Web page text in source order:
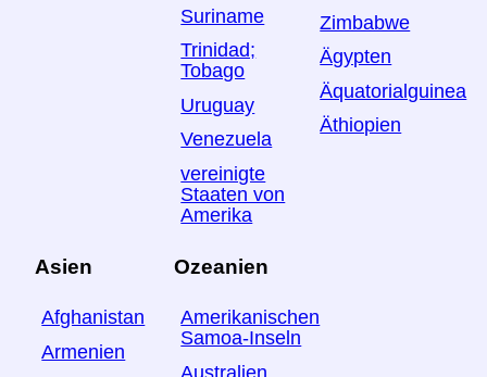
Suriname
Trinidad;
Tobago
Uruguay
Venezuela
vereinigte
Staaten von
Amerika
Zimbabwe
Ägypten
Äquatorialguinea
Äthiopien
Asien
Afghanistan
Armenien
Ozeanien
Amerikanischen
Samoa-Inseln
Australien